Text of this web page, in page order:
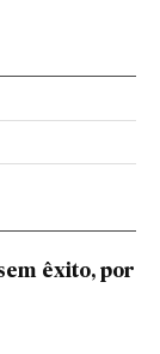
êxito, por